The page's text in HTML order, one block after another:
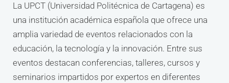
La UPCT (Universidad Politécnica de Cartagena) es
una institución académica española que ofrece una
amplia variedad de eventos relacionados con la
educación, la tecnología y la innovación. Entre sus
eventos destacan conferencias, talleres, cursos y
seminarios impartidos por expertos en diferentes